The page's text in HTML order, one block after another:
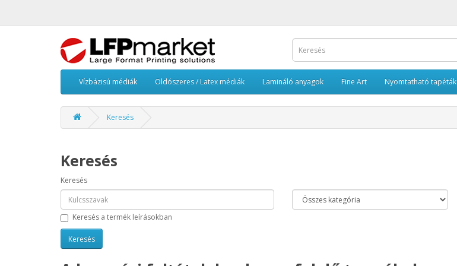
Vízbázisú médiák Oldószeres / Latex médiák Lamináló anyagok Fine Art Nyomtatható tapéták
Keresés
Keresés
Keresés
Keresés a termék leírásokban